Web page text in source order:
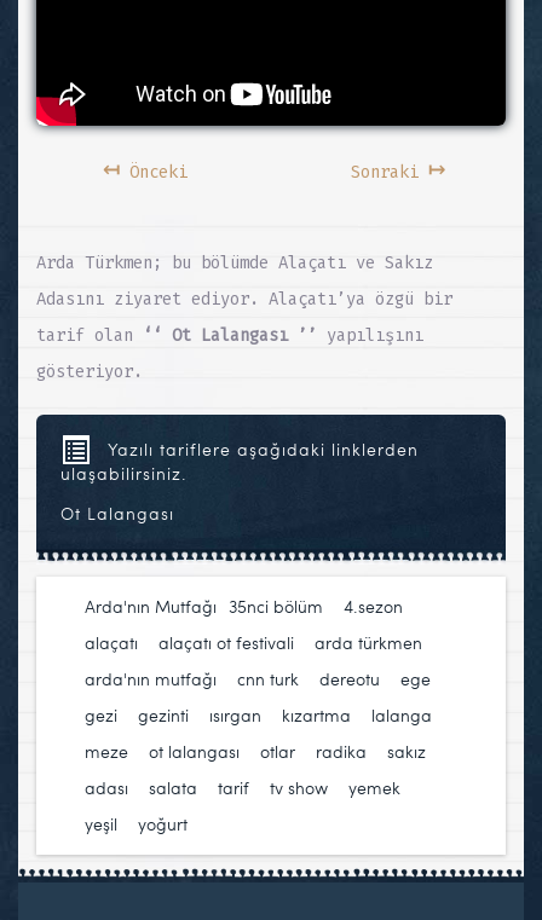
↤Önceki Sonraki ↦
Arda Türkmen; bu bölümde Alaçatı ve Sakız
Adasını ziyaret ediyor. Alaçatı’ya özgü bir
tarif olan
‘‘ Ot Lalangası ’’
yapılışını
gösteriyor.
Yazılı tariflere aşağıdaki linklerden
ulaşabilirsiniz.
Ot Lalangası
Arda'nın Mutfağı 35nci bölüm 4.sezon
alaçatı
alaçatı ot festivali arda türkmen
arda'nın mutfağı
cnn turk dereotu ege
gezi
gezinti ısırgan kızartma lalanga
meze
ot lalangası otlar radika
sakız
adası
salata tarif tv show yemek
yeşil
yoğurt